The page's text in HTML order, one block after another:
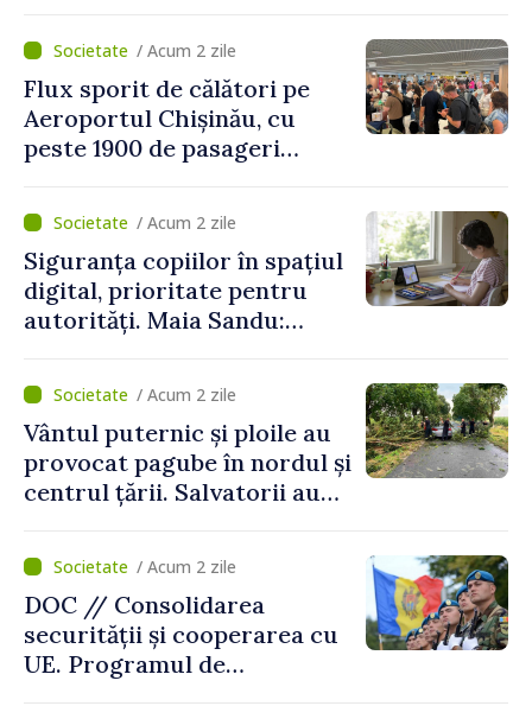
/ Acum 2 zile
Flux sporit de călători pe
Aeroportul Chișinău, cu
peste 1900 de pasageri
de vârf a concediilor
/ Acum 2 zile
Siguranța copiilor în spațiul
digital, prioritate pentru
autorități. Maia Sandu:
mecanisme care să-i
protejeze”/ Acum 2 zile
Vântul puternic și ploile au
provocat pagube în nordul și
centrul țării. Salvatorii au
/ Acum 2 zile
DOC // Consolidarea
securității și cooperarea cu
UE. Programul de